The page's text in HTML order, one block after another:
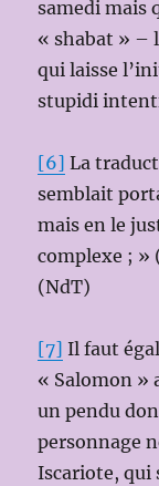
samedi mais
« shabat » –
qui laisse
stupidi
[6] La
semblait
mais en le
complexe ; »
(NdT)
[7] Il faut
« Salomon »
un pendu
personnage
Iscariote, qui